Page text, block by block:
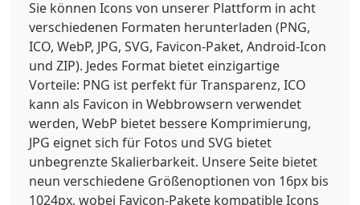
Sie können Icons von unserer Plattform in acht
verschiedenen Formaten herunterladen (PNG,
ICO, WebP, JPG, SVG, Favicon-Paket, Android-Icon
und ZIP). Jedes Format bietet einzigartige
Vorteile: PNG ist perfekt für Transparenz, ICO
kann als Favicon in Webbrowsern verwendet
werden, WebP bietet bessere Komprimierung,
JPG eignet sich für Fotos und SVG bietet
unbegrenzte Skalierbarkeit. Unsere Seite bietet
neun verschiedene Größenoptionen von 16px bis
1024px, wobei Favicon-Pakete kompatible Icons